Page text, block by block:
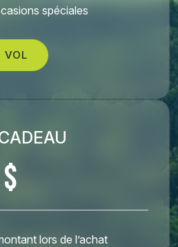
spéciales
VOL
lors de l’achat